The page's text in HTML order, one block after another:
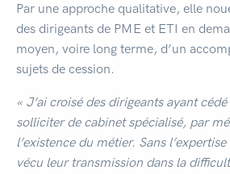
Par une approche qualitative, elle
des dirigeants de PME et ETI en
moyen, voire long terme, d’un
sujets de cession.
« J’ai croisé des dirigeants ayant
solliciter de cabinet spécialisé, par
l’existence du métier. Sans
vécu leur transmission dans la